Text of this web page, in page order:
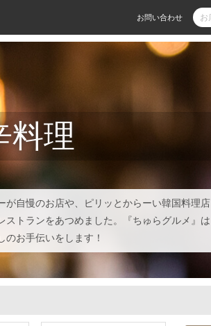
お問い合わせ
料理
が自慢のお店や、ピリッとからーい韓国料理店
ストランをあつめました。『ちゅらグルメ』は
お手伝いをします！